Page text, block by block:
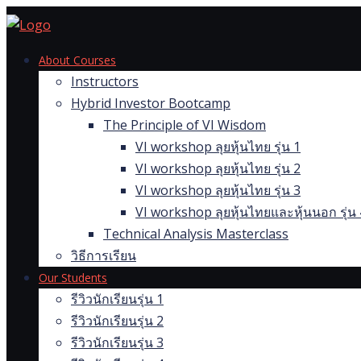
Skip
contentAbout Courses
Instructors
Hybrid Investor Bootcamp
The Principle of VI Wisdom
VI workshop ลุยหุ้นไทย รุ่น 1
VI workshop ลุยหุ้นไทย รุ่น 2
VI workshop ลุยหุ้นไทย รุ่น 3
VI workshop ลุยหุ้นไทยและหุ้นนอก รุ่น
Technical Analysis Masterclass
วิธีการเรียน
Our Students
รีวิวนักเรียนรุ่น 1
รีวิวนักเรียนรุ่น 2
รีวิวนักเรียนรุ่น 3